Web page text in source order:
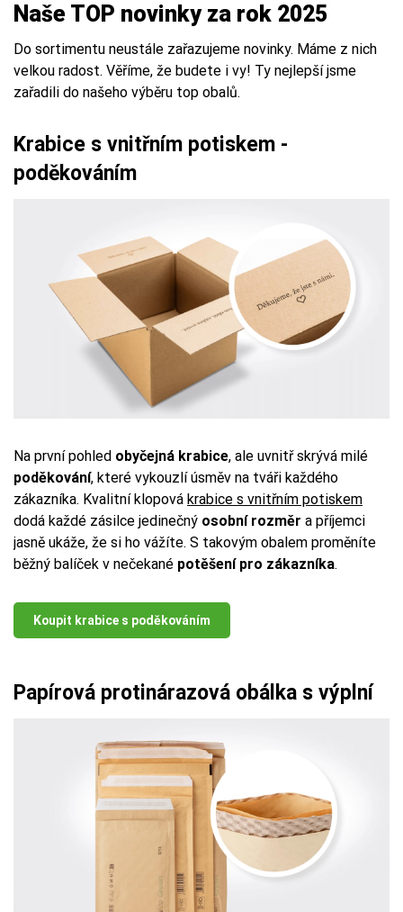
Naše TOP novinky za rok 2025
Do sortimentu neustále zařazujeme novinky. Máme z nich
velkou radost. Věříme, že budete i vy! Ty nejlepší jsme
zařadili do našeho výběru top obalů.
Krabice s vnitřním potiskem -
poděkováním
Na první pohled obyčejná krabice, ale uvnitř skrývá milé
poděkování, které vykouzlí úsměv na tváři každého
zákazníka. Kvalitní klopová krabice s vnitřním potiskem
dodá každé zásilce jedinečný osobní rozměr a příjemci
jasně ukáže, že si ho vážíte. S takovým obalem proměníte
běžný balíček v nečekané potěšení pro zákazníka.
Koupit krabice s poděkováním
Papírová protinárazová obálka s výplní